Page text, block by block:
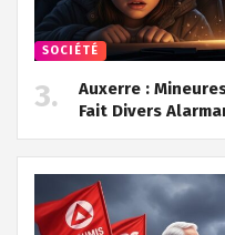
SOCIÉTÉ
Auxerre :
Fait Divers